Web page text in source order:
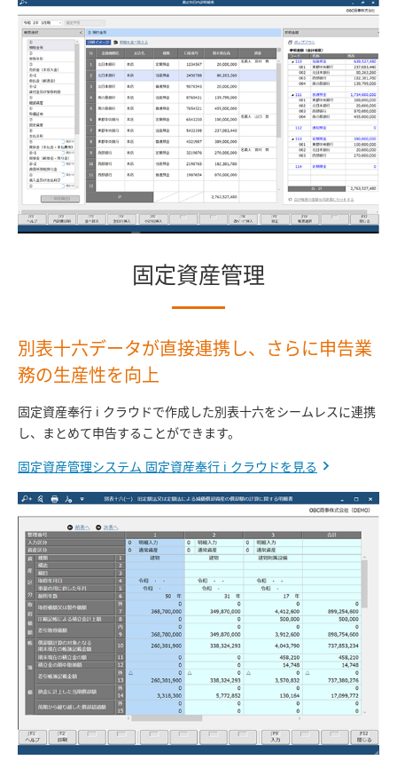
固定資産管理
別表十六データが直接連携し、さらに申告業
務の生産性を向上
固定資産奉行 i クラウドで作成した別表十六をシームレスに連携
し、まとめて申告することができます。
固定資産管理システム 固定資産奉行 i クラウドを見る